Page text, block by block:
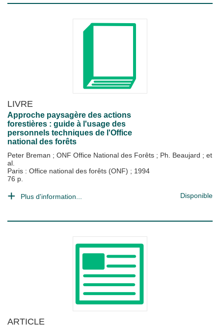
LIVRE
Approche paysagère des actions
forestières : guide à l'usage des
personnels techniques de l'Office
national des forêts
Peter Breman ; ONF Office National des Forêts ; Ph. Beaujard ; et
al.
Paris : Office national des forêts (ONF) ; 1994
76 p.
Plus d'information... Disponible
ARTICLE